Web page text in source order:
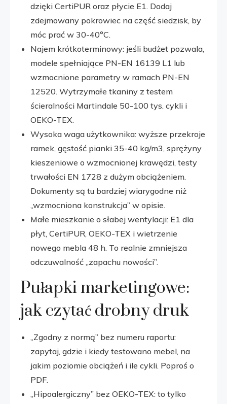
dzięki CertiPUR oraz płycie E1. Dodaj
zdejmowany pokrowiec na część siedzisk, by
móc prać w 30-40°C.
Najem krótkoterminowy: jeśli budżet pozwala,
modele spełniające PN-EN 16139 L1 lub
wzmocnione parametry w ramach PN-EN
12520. Wytrzymałe tkaniny z testem
ścieralności Martindale 50-100 tys. cykli i
OEKO-TEX.
Wysoka waga użytkownika: wyższe przekroje
ramek, gęstość pianki 35-40 kg/m3, sprężyny
kieszeniowe o wzmocnionej krawędzi, testy
trwałości EN 1728 z dużym obciążeniem.
Dokumenty są tu bardziej wiarygodne niż
„wzmocniona konstrukcja” w opisie.
Małe mieszkanie o słabej wentylacji: E1 dla
płyt, CertiPUR, OEKO-TEX i wietrzenie
nowego mebla 48 h. To realnie zmniejsza
odczuwalność „zapachu nowości”.
Pułapki marketingowe:
jak czytać drobny druk
„Zgodny z normą” bez numeru raportu:
zapytaj, gdzie i kiedy testowano mebel, na
jakim poziomie obciążeń i ile cykli. Poproś o
PDF.
„Hipoalergiczny” bez OEKO-TEX: to tylko